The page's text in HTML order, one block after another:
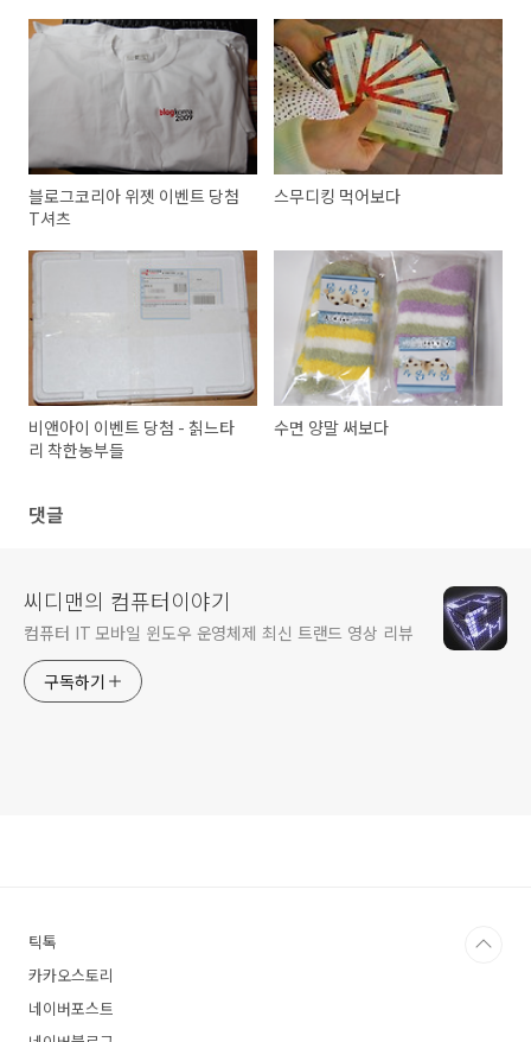
블로그코리아 위젯 이벤트 당첨
T셔츠
스무디킹 먹어보다
비앤아이 이벤트 당첨 - 칡느타
리 착한농부들
수면 양말 써보다
댓글
씨디맨의 컴퓨터이야기
컴퓨터 IT 모바일 윈도우 운영체제 최신 트랜드 영상 리뷰
구독하기
틱톡
카카오스토리
네이버포스트